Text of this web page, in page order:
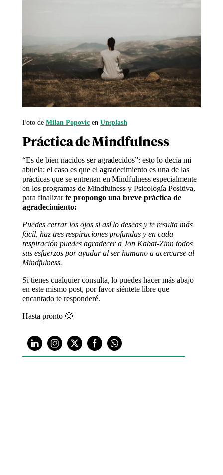
Foto de Milan Popovicen Unsplash
Práctica de Mindfulness
“Es de bien nacidos ser agradecidos”: esto lo decía mi
abuela; el caso es que el agradecimiento es una de las
prácticas que se entrenan en Mindfulness especialmente
en los programas de Mindfulness y Psicología Positiva,
para finalizarte propongo una breve práctica de
agradecimiento:
Puedes cerrar los ojos si así lo deseas y te resulta más
fácil, haz tres respiraciones profundas y en cada
respiración puedes agradecer a Jon Kabat-Zinn todos
sus esfuerzos por ayudar al ser humano a acercarse al
Mindfulness.
Si tienes cualquier consulta, lo puedes hacer más abajo
en este mismo post, por favor siéntete libre que
encantado te responderé.
Hasta pronto 🙂